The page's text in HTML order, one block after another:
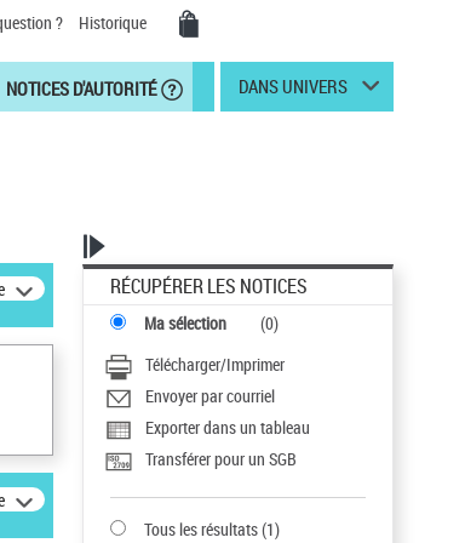
? Historique
NOTICES D'AUTORITÉ DANS UNIVERS
RÉCUPÉRER LES NOTICES
Ma sélection (0)
Télécharger/Imprimer
Envoyer par courriel
Exporter dans un tableau
Transférer pour un SGB
Tous les résultats(1)